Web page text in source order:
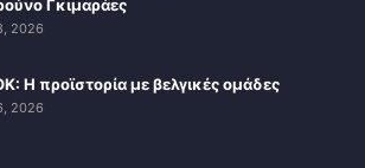
Γκιμαράες
2026
Η προϊστορία με βελγικές ομάδες
2026